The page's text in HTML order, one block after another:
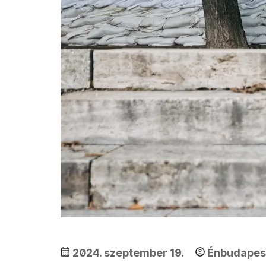
2024. szeptember 19.